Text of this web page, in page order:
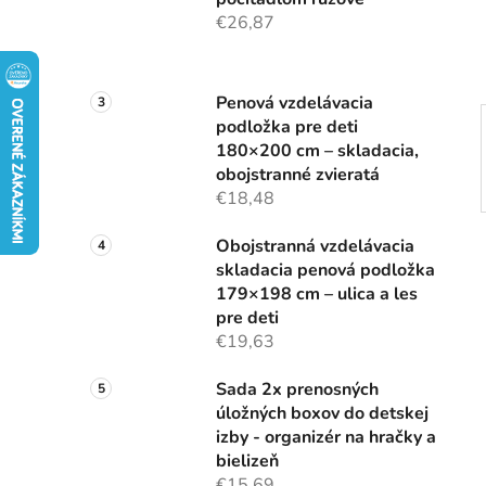
€26,87
Penová vzdelávacia
podložka pre deti
180×200 cm – skladacia,
obojstranné zvieratá
€18,48
Obojstranná vzdelávacia
skladacia penová podložka
179×198 cm – ulica a les
pre deti
€19,63
Sada 2x prenosných
úložných boxov do detskej
izby - organizér na hračky a
bielizeň